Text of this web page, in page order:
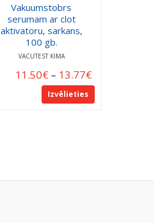
Vakuumstobrs
serumam ar clot
aktivatoru, sarkans,
100 gb.
VACUTEST KIMA
11.50€– 13.77€
Izvēlieties